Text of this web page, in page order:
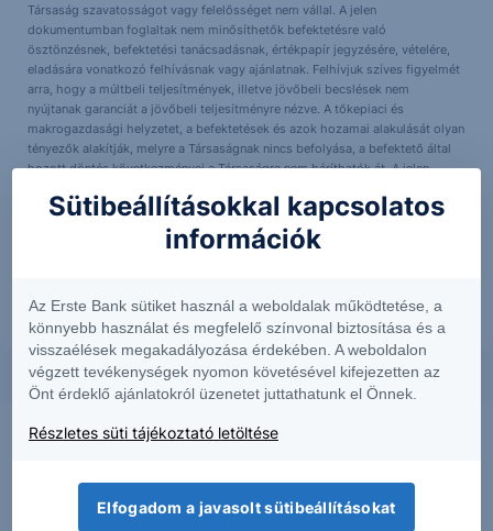
Társaság szavatosságot vagy felelősséget nem vállal. A jelen
dokumentumban foglaltak nem minősíthetők befektetésre való
ösztönzésnek, befektetési tanácsadásnak, értékpapír jegyzésére, vételére,
eladására vonatkozó felhívásnak vagy ajánlatnak. Felhívjuk szíves figyelmét
arra, hogy a múltbeli teljesítmények, illetve jövőbeli becslések nem
nyújtanak garanciát a jövőbeli teljesítményre nézve. A tőkepiaci és
makrogazdasági helyzetet, a befektetések és azok hozamai alakulását olyan
tényezők alakítják, melyre a Társaságnak nincs befolyása, a befektető által
hozott döntés következményei a Társaságra nem háríthatók át. A jelen
többszörözése, publikálása, átdolgozása, terjesztése kizárólag a Társaság
előzetes írásos engedélyével lehetséges. A jelen dokumentumban foglaltak
kiadásuk időpontjában érvényesek. További részletek:
Sütibeállításokkal kapcsolatos
információk
Az Erste Bank sütiket használ a weboldalak működtetése, a
könnyebb használat és megfelelő színvonal biztosítása és a
visszaélések megakadályozása érdekében. A weboldalon
végzett tevékenységek nyomon követésével kifejezetten az
Önt érdeklő ajánlatokról üzenetet juttathatunk el Önnek.
Részletes süti tájékoztató letöltése
Elfogadom a javasolt sütibeállításokat